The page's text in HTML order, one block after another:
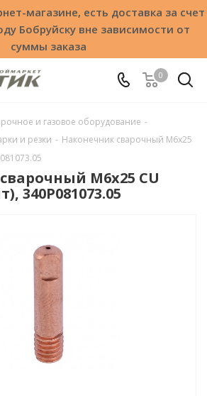
магазине, есть доставка за счет
Бобруйску вне зависимости от
суммы заказа
0
и газовое оборудование -
и резки - Наконечник сварочный М6х25
М6х25 СU
340Р081073.05